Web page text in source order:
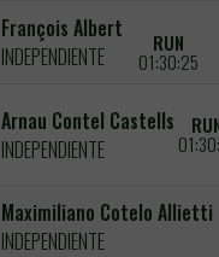
François Albert
INDEPENDIENTE
RUN
01:30:25
Arnau Contel Castells
INDEPENDIENTE
Maximiliano Cotelo Allietti
INDEPENDIENTE